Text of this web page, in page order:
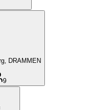
DRAMMEN
9